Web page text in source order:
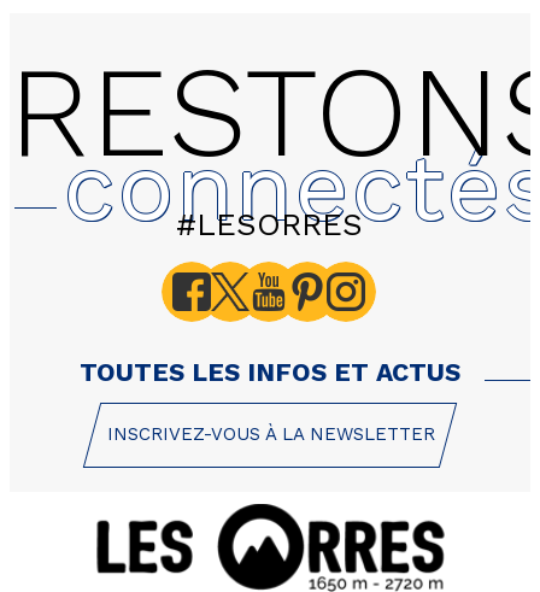
#LESORRES
TOUTES LES INFOS ET ACTUS
INSCRIVEZ-VOUS À LA NEWSLETTER